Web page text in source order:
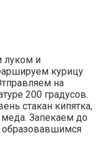
луком и
курицу
на
200 градусов.
стакан кипятка,
Запекаем до
образовавшимся